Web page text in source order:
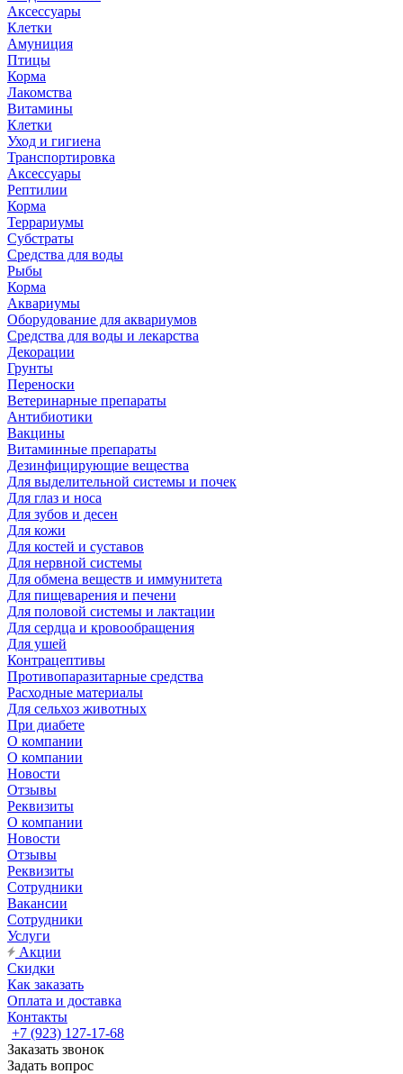
Аксессуары
Клетки
Амуниция
Птицы
Корма
Лакомства
Витамины
Клетки
Уход и гигиена
Транспортировка
Аксессуары
Рептилии
Корма
Террариумы
Субстраты
Средства для воды
Рыбы
Корма
Аквариумы
Оборудование для аквариумов
Средства для воды и лекарства
Декорации
Грунты
Переноски
Ветеринарные препараты
Антибиотики
Вакцины
Витаминные препараты
Дезинфицирующие вещества
Для выделительной системы и почек
Для глаз и носа
Для зубов и десен
Для кожи
Для костей и суставов
Для нервной системы
Для обмена веществ и иммунитета
Для пищеварения и печени
Для половой системы и лактации
Для сердца и кровообращения
Для ушей
Контрацептивы
Противопаразитарные средства
Расходные материалы
Для сельхоз животных
При диабете
О компании
О компании
Новости
Отзывы
Реквизиты
О компании
Новости
Отзывы
Реквизиты
Сотрудники
Вакансии
Сотрудники
Услуги
Акции
Скидки
Как заказать
Оплата и доставка
Контакты
+7 (923) 127-17-68
Заказать звонок
Задать вопрос